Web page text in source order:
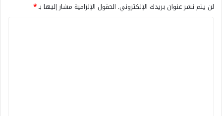
لن يتم نشر عنوان بريدك الإلكتروني. الحقول الإلزامية مشار إليها بـ*